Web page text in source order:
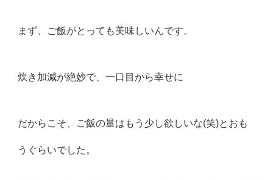
まず、ご飯がとっても美味しいんです。
炊き加減が絶妙で、一口目から幸せに
だからこそ、ご飯の量はもう少し欲しいな(笑)とおも
うぐらいでした。